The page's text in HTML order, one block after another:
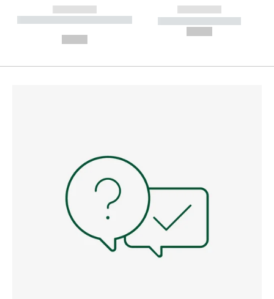
------------
----------- ----------- --------
------------
----------- -----------